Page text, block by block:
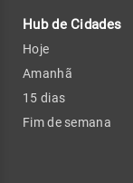
Hub de Cidades
Hoje
Amanhã
15 dias
Fim de semana